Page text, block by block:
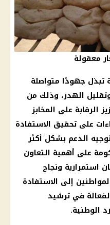
معقولة
تبذل جهودًا متواصلة
الهدر، وذلك من
الرقابة على المخابز
على تحقيق الاستفادة
الدعم بشكل أكثر
على أهمية التعاون
استمرارية ونجاح
إلى الاستفادة
في ترشيد
الوطنية.